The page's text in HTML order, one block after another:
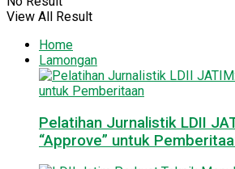
View All Result
Home
Lamongan
Pelatihan Jurnalistik LDII
“Approve” untuk